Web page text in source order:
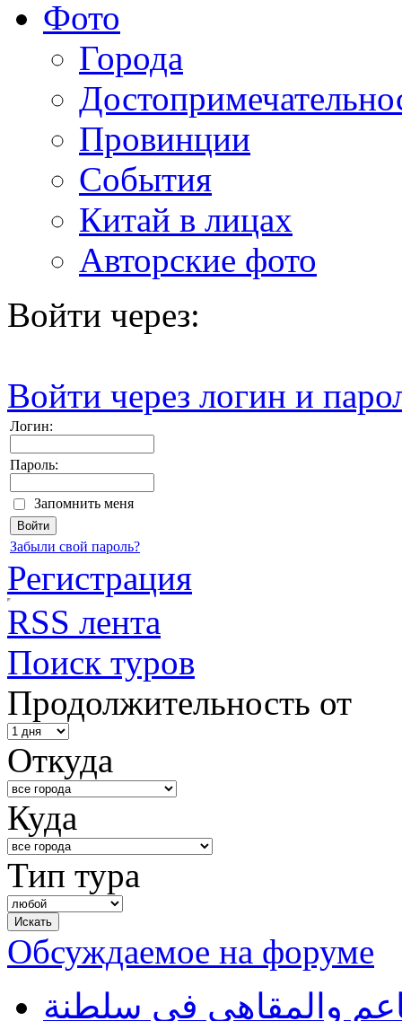
Фото
Города
Провинции
События
Китай в лицах
Авторские фото
Войти через:
Войти через логин и
Логин:
Пароль:
Запомнить меня
Забыли свой пароль?
Регистрация
RSS лента
Поиск туров
Продолжительность от
Откуда
Куда
Тип тура
Обсуждаемое на форуме
والمقاهي في سلطنة